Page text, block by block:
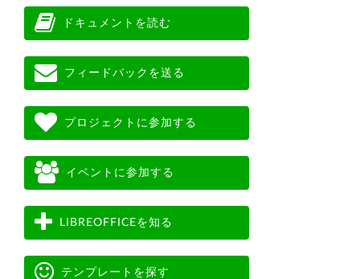
ドキュメントを読む
フィードバックを送る
プロジェクトに参加する
イベントに参加する
LIBREOFFICEを知る
テンプレートを探す